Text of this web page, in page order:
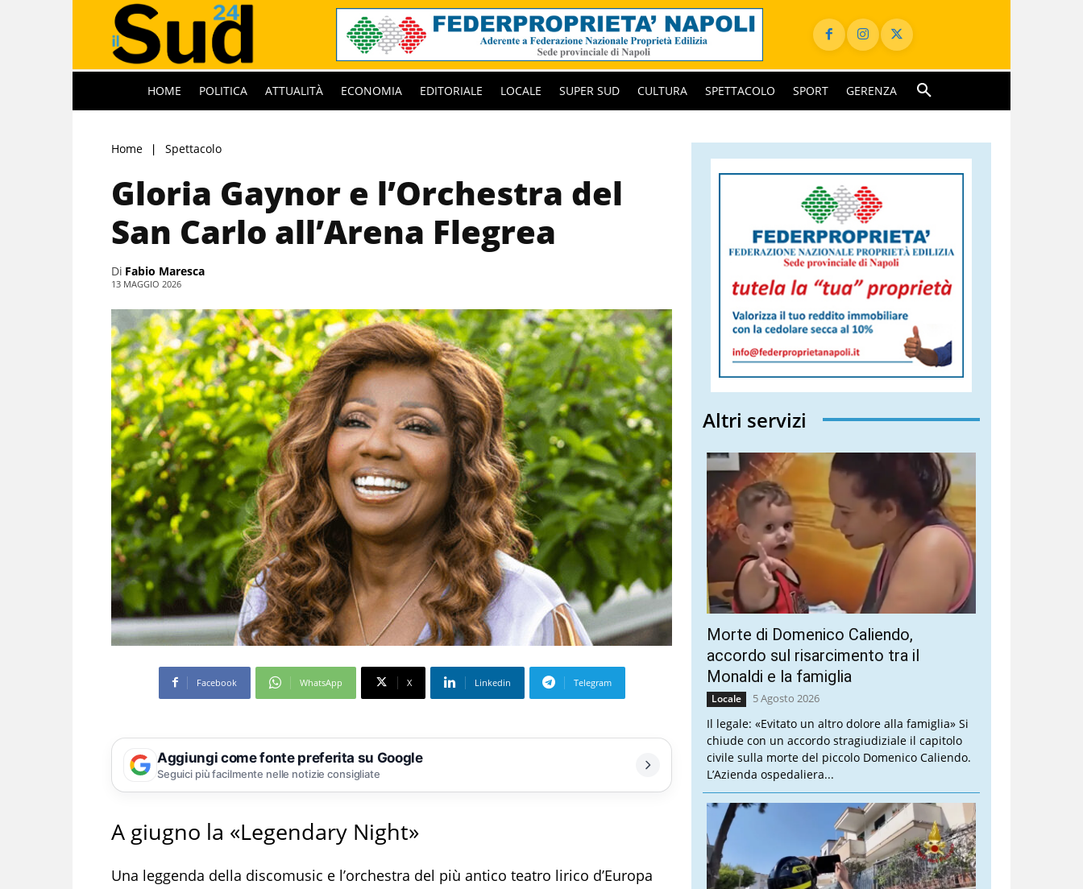
HOME POLITICA ATTUALITÀ ECONOMIA EDITORIALE LOCALE SUPER SUD CULTURA SPETTACOLO SPORT GERENZA
Home Spettacolo
Gloria Gaynor e l’Orchestra del
San Carlo all’Arena Flegrea
Di Fabio Maresca
13 MAGGIO 2026
Facebook WhatsApp X Linkedin Telegram
Aggiungi come fonte preferita su Google
Seguici più facilmente nelle notizie consigliate
A giugno la «Legendary Night»
Una leggenda della discomusic e l’orchestra del più antico teatro lirico d’Europa
Altri servizi
Morte di Domenico Caliendo,
accordo sul risarcimento tra il
Monaldi e la famiglia
Locale 5 Agosto 2026
Il legale: «Evitato un altro dolore alla famiglia» Si
chiude con un accordo stragiudiziale il capitolo
civile sulla morte del piccolo Domenico Caliendo.
L’Azienda ospedaliera...